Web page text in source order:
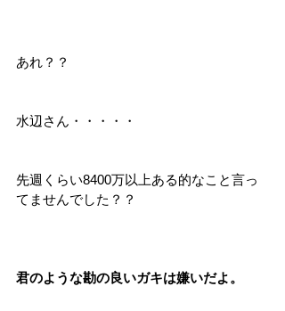
あれ？？
水辺さん・・・・・
先週くらい8400万以上ある的なこと言っ
てませんでした？？
君のような勘の良いガキは嫌いだよ。